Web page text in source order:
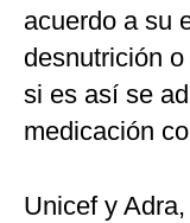
acuerdo a su
desnutrición
si es así se
medicación
Unicef y